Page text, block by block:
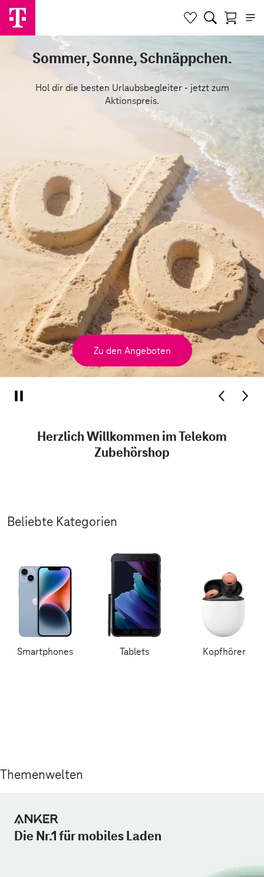
Sommer, Sonne, Schnäppchen.
Hol dir die besten Urlaubsbegleiter - jetzt zum
Aktionspreis.
Zu den Angeboten
Herzlich Willkommen im Telekom
Zubehörshop
Beliebte Kategorien
Smartphones Tablets Kopfhörer
Themenwelten
Die Nr.1 für mobiles Laden